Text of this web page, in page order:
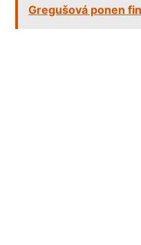
Gregušová ponen